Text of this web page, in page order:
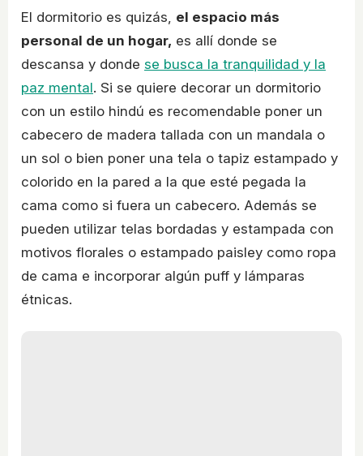
El dormitorio es quizás, el espacio más
personal de un hogar, es allí donde se
descansa y donde se busca la tranquilidad y la
paz mental. Si se quiere decorar un dormitorio
con un estilo hindú es recomendable poner un
cabecero de madera tallada con un mandala o
un sol o bien poner una tela o tapiz estampado y
colorido en la pared a la que esté pegada la
cama como si fuera un cabecero. Además se
pueden utilizar telas bordadas y estampada con
motivos florales o estampado paisley como ropa
de cama e incorporar algún puff y lámparas
étnicas.